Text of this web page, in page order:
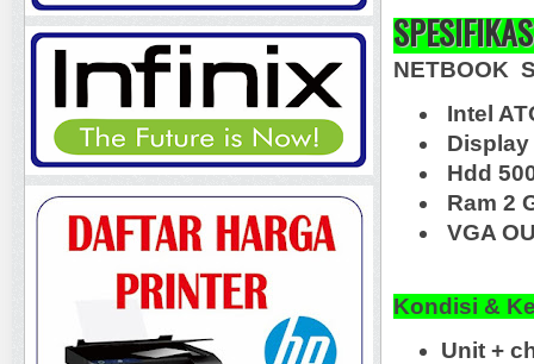
NETBOOK
Intel
Display
Hdd
Ram 2
VGA
Kondisi &
Unit +